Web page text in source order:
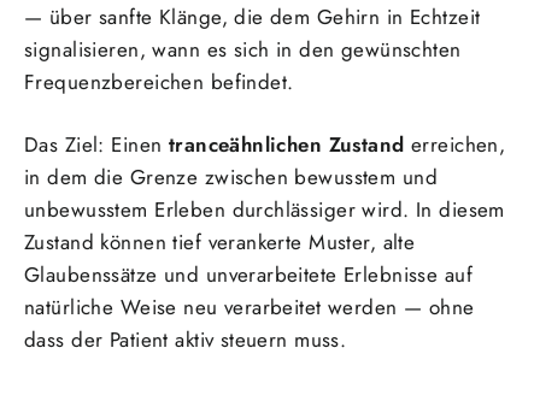
— über sanfte Klänge, die dem Gehirn in Echtzeit
signalisieren, wann es sich in den gewünschten
Frequenzbereichen befindet.
Das Ziel: Einen tranceähnlichen Zustand erreichen,
in dem die Grenze zwischen bewusstem und
unbewusstem Erleben durchlässiger wird. In diesem
Zustand können tief verankerte Muster, alte
Glaubenssätze und unverarbeitete Erlebnisse auf
natürliche Weise neu verarbeitet werden — ohne
dass der Patient aktiv steuern muss.